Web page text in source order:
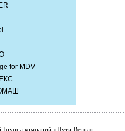
for MDV
компаний «Пути Ветра»